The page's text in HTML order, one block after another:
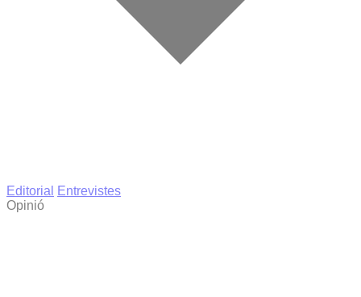
Editorial
Entrevistes
Opinió